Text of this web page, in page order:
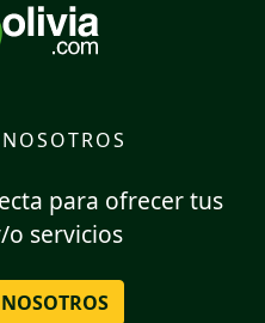
para ofrecer tus
servicios